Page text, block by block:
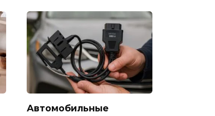
Автомобильные